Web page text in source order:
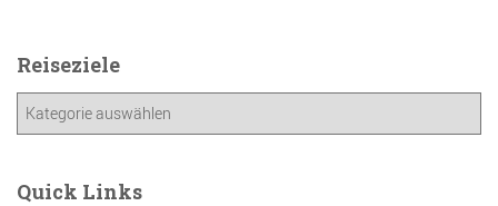
Reiseziele
Quick Links